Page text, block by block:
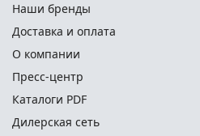
Наши бренды
Доставка и оплата
О компании
Пресс-центр
Каталоги PDF
Дилерская сеть